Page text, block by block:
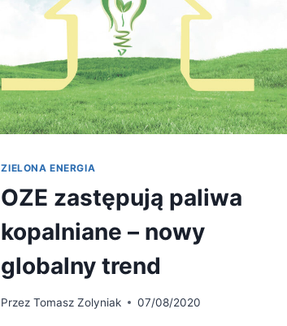
ZIELONA ENERGIA
OZE zastępują paliwa
kopalniane – nowy
globalny trend
Przez Tomasz Zolyniak 07/08/2020